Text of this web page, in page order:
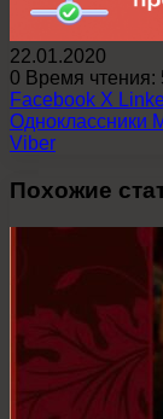
22.01.2020
0 Время чтения:
Facebook X
Одноклассники
Viber
Похожие